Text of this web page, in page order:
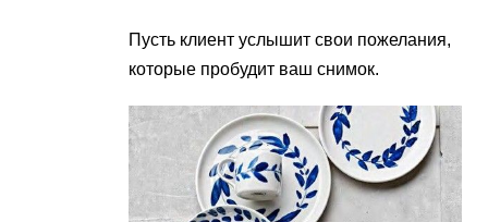
Пусть клиент услышит свои пожелания,
которые пробудит ваш снимок.